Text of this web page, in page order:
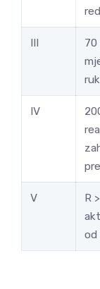
III
70
IV
V
R
od